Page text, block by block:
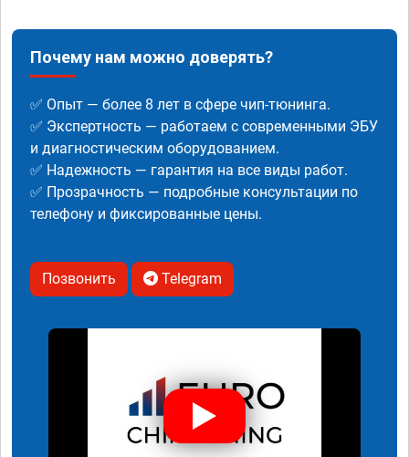
Почему нам можно доверять?
✅ Опыт — более 8 лет в сфере чип-тюнинга.
✅ Экспертность — работаем с современными ЭБУ
и диагностическим оборудованием.
✅ Надежность — гарантия на все виды работ.
✅ Прозрачность — подробные консультации по
телефону и фиксированные цены.
Позвонить Telegram